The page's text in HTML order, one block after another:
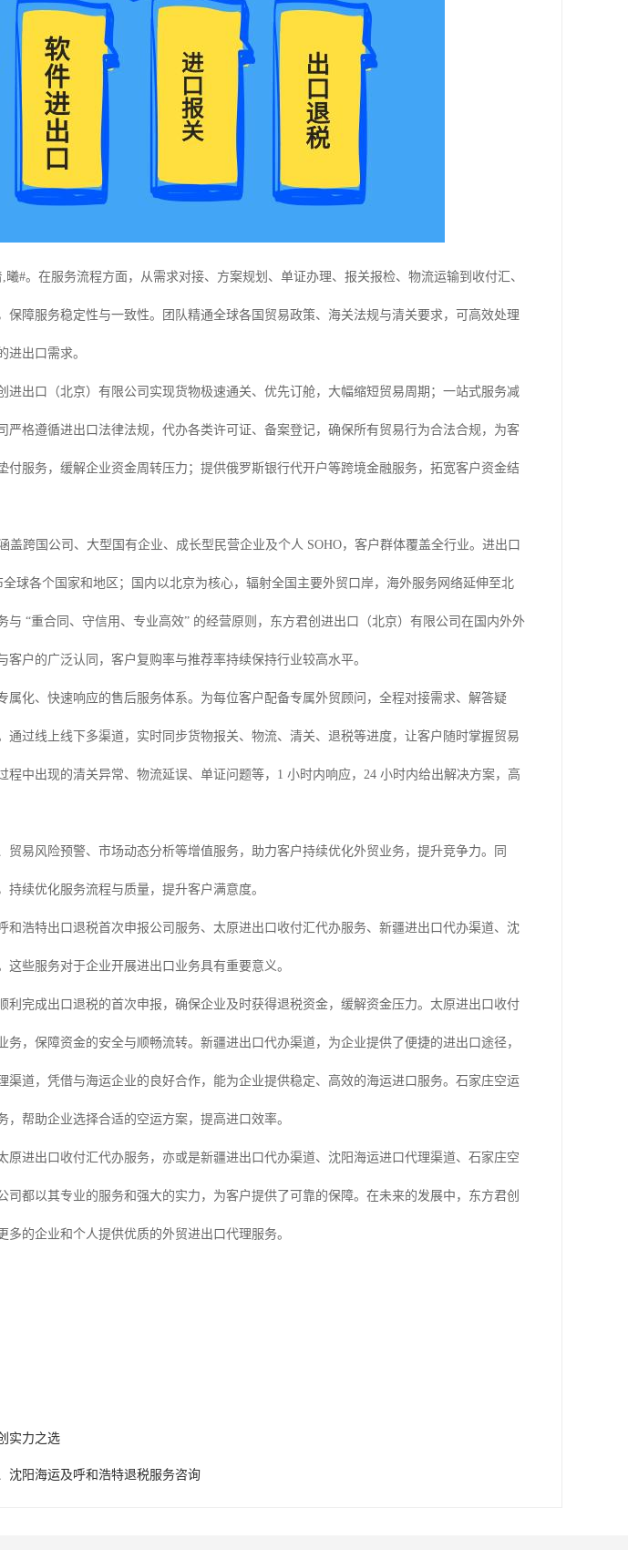
#。在服务流程方面，从需求对接、方案规划、单证办理、报关报检、物流运输到收付汇、
障服务稳定性与一致性。团队精通全球各国贸易政策、海关法规与清关要求，可高效处理
出口需求。
出口（北京）有限公司实现货物极速通关、优先订舱，大幅缩短贸易周期；一站式服务减
严格遵循进出口法律法规，代办各类许可证、备案登记，确保所有贸易行为合法合规，为客
付服务，缓解企业资金周转压力；提供俄罗斯银行代开户等跨境金融服务，拓宽客户资金结
盖跨国公司、大型国有企业、成长型民营企业及个人 SOHO，客户群体覆盖全行业。进出口
球各个国家和地区；国内以北京为核心，辐射全国主要外贸口岸，海外服务网络延伸至北
“重合同、守信用、专业高效” 的经营原则，东方君创进出口（北京）有限公司在国内外外
户的广泛认同，客户复购率与推荐率持续保持行业较高水平。
属化、快速响应的售后服务体系。为每位客户配备专属外贸顾问，全程对接需求、解答疑
通过线上线下多渠道，实时同步货物报关、物流、清关、退税等进度，让客户随时掌握贸易
中出现的清关异常、物流延误、单证问题等，1 小时内响应，24 小时内给出解决方案，高
易风险预警、市场动态分析等增值服务，助力客户持续优化外贸业务，提升竞争力。同
续优化服务流程与质量，提升客户满意度。
和浩特出口退税首次申报公司服务、太原进出口收付汇代办服务、新疆进出口代办渠道、沈
些服务对于企业开展进出口业务具有重要意义。
利完成出口退税的首次申报，确保企业及时获得退税资金，缓解资金压力。太原进出口收付
，保障资金的安全与顺畅流转。新疆进出口代办渠道，为企业提供了便捷的进出口途径，
渠道，凭借与海运企业的良好合作，能为企业提供稳定、高效的海运进口服务。石家庄空运
帮助企业选择合适的空运方案，提高进口效率。
进出口收付汇代办服务，亦或是新疆进出口代办渠道、沈阳海运进口代理渠道、石家庄空
都以其专业的服务和强大的实力，为客户提供了可靠的保障。在未来的发展中，东方君创
的企业和个人提供优质的外贸进出口代理服务。
实力之选
沈阳海运及呼和浩特退税服务咨询